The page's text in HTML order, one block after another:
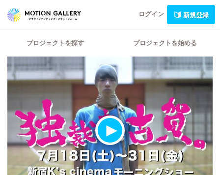
ログイン 新規登録
プロジェクトを探す プロジェクトを始める